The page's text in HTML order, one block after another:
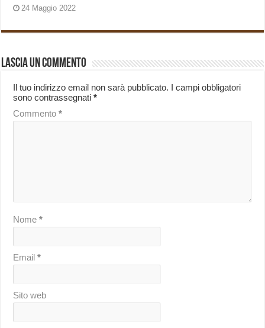
24 Maggio 2022
Lascia un commento
Il tuo indirizzo email non sarà pubblicato. I campi obbligatori
sono contrassegnati*
Commento*
Nome*
Email*
Sito web